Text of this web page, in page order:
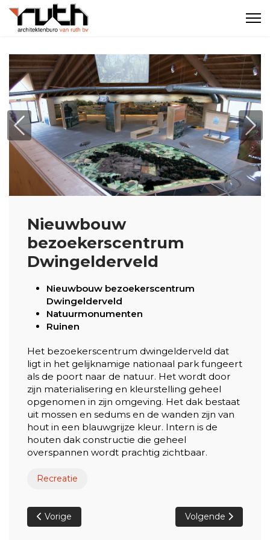
Previous
Nieuwbouw
bezoekerscentrum
Dwingelderveld
Nieuwbouw bezoekerscentrum
Dwingelderveld
Natuurmonumenten
Ruinen
Het bezoekerscentrum dwingelderveld dat
ligt in het gelijknamige nationaal park fungeert
als de poort naar de natuur. Het wordt door
zijn materialisering en kleurstelling geheel
opgenomen in zijn omgeving. Het dak bestaat
uit mossen en sedums en de wanden zijn van
hout in een blauwgrijze kleur. Intern is de
houten dak constructie die geheel
overspannen wordt prachtig zichtbaar.
Recreatie
Vorig artikel: Verbouw woonboerderij te Ijhorst
Vorige Volgende artikel:
Volgende